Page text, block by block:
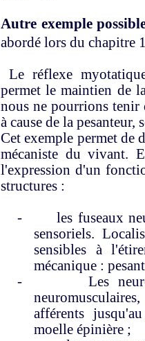
Autre exemple
abordé lors du chapitre
Le réflexe
permet le maintien de
nous ne pourrions tenir
à cause de la
Cet exemple permet de
mécaniste du vivant.
l'expression d'un
structures :
-
les fuseaux
sensoriels.
sensibles à
mécanique :
-
Les
afférents
moelle épinière ;